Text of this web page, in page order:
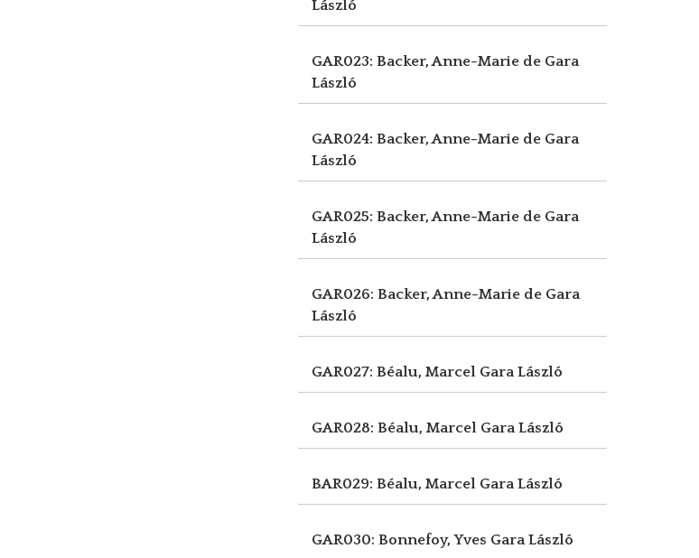
László
GAR023: Backer, Anne-Marie de Gara
László
GAR024: Backer, Anne-Marie de Gara
László
GAR025: Backer, Anne-Marie de Gara
László
GAR026: Backer, Anne-Marie de Gara
László
GAR027: Béalu, Marcel Gara László
GAR028: Béalu, Marcel Gara László
BAR029: Béalu, Marcel Gara László
GAR030: Bonnefoy, Yves Gara László